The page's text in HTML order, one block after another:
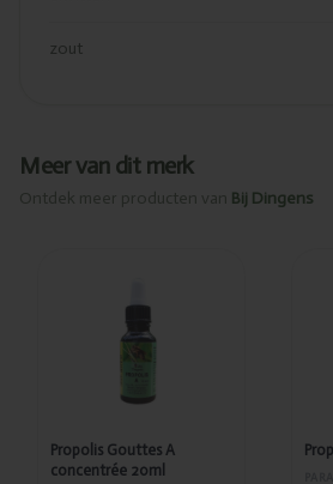
zout
Meer van dit merk
Ontdek meer producten van Bij Dingens
concentrée
Propolis Gouttes A
concentrée 20ml